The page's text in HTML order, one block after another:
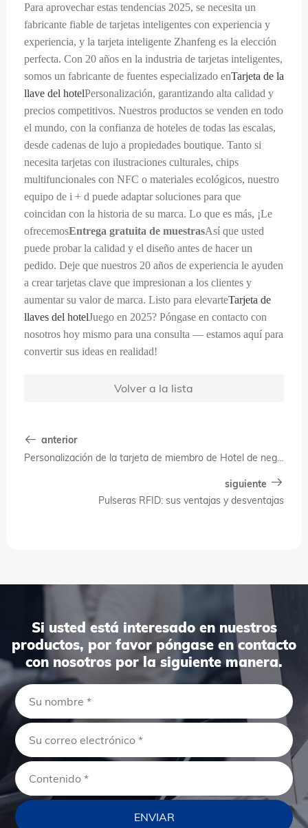
Para aprovechar estas tendencias 2025, se necesita un
fabricante fiable de tarjetas inteligentes con experiencia y
experiencia, y la tarjeta inteligente Zhanfeng es la elección
perfecta. Con 20 años en la industria de tarjetas inteligentes,
somos un fabricante de fuentes especializado enTarjeta de la
llave del hotelPersonalización, garantizando alta calidad y
precios competitivos. Nuestros productos se venden en todo
el mundo, con la confianza de hoteles de todas las escalas,
desde cadenas de lujo a propiedades boutique. Tanto si
necesita tarjetas con ilustraciones culturales, chips
multifuncionales con NFC o materiales ecológicos, nuestro
equipo de i + d puede adaptar soluciones para que
coincidan con la historia de su marca. Lo que es más, ¡Le
ofrecemosEntrega gratuita de muestrasAsí que usted
puede probar la calidad y el diseño antes de hacer un
pedido. Deje que nuestros 20 años de experiencia le ayuden
a crear tarjetas clave que impresionan a los clientes y
aumentar su valor de marca. Listo para elevarteTarjeta de
llaves del hotelJuego en 2025? Póngase en contacto con
nosotros hoy mismo para una consulta — estamos aquí para
convertir sus ideas en realidad!
Volver a la lista
anterior
Personalización de la tarjeta de miembro de Hotel de negocios: diseño minimalista + beneficios eficientes para satisfacer las necesidades de los viajeros de negocios
siguiente
Pulseras RFID: sus ventajas y desventajas
Si usted está interesado en nuestros
productos, por favor póngase en contacto
con nosotros por la siguiente manera.